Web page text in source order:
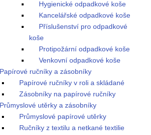
Hygienické odpadkové koše
Kancelářské odpadkové koše
Příslušenství pro odpadkové
koše
Protipožární odpadkové koše
Venkovní odpadkové koše
Papírové ručníky a zásobníky
Papírové ručníky v roli a skládané
Zásobníky na papírové ručníky
Průmyslové utěrky a zásobníky
Průmyslové papírové utěrky
Ručníky z textilu a netkané textilie